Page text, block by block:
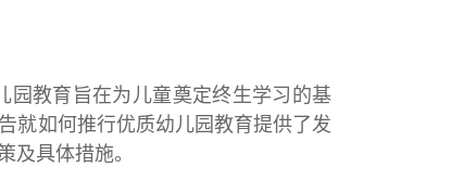
教育旨在为儿童奠定终生学习的基
就如何推行优质幼儿园教育提供了发
具体措施。